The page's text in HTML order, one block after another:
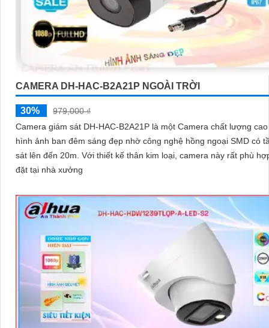
CAMERA DH-HAC-B2A21P NGOÀI TRỜI
30%
979,000 ₫
Camera giám sát DH-HAC-B2A21P là một Camera chất lượng
hình ảnh ban đêm sáng đẹp nhờ công nghệ hồng ngoại SMD có
sát lên đến 20m. Với thiết kế thân kim loại, camera này rất phù hợp để lắp
đặt tại nhà xưởng